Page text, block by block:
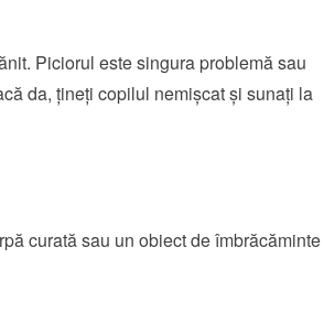
Piciorul este singura problemă sau
da, țineți copilul nemișcat și sunați la
curată sau un obiect de îmbrăcăminte